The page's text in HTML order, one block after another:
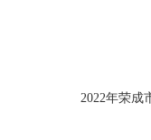
2022年荣成